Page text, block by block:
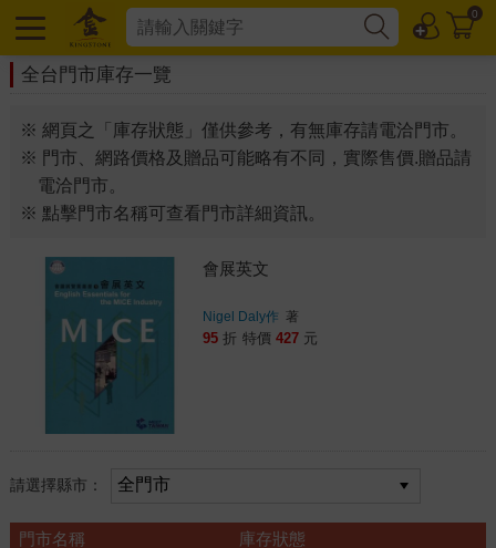
0
全台門市庫存一覽
※ 網頁之「庫存狀態」僅供參考，有無庫存請電洽門市。
※ 門市、網路價格及贈品可能略有不同，實際售價.贈品請
電洽門市。
※ 點擊門市名稱可查看門市詳細資訊。
會展英文
Nigel Daly作 著
95 折 特價 427 元
請選擇縣市：
門市名稱 庫存狀態